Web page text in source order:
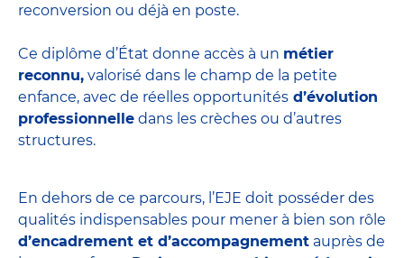
reconversion ou déjà en poste.
Ce diplôme d’État donne accès à un métier
reconnu, valorisé dans le champ de la petite
enfance, avec de réelles opportunités d’évolution
professionnelle dans les crèches ou d’autres
structures.
En dehors de ce parcours, l’EJE doit posséder des
qualités indispensables pour mener à bien son rôle
d’encadrement et d’accompagnement auprès de